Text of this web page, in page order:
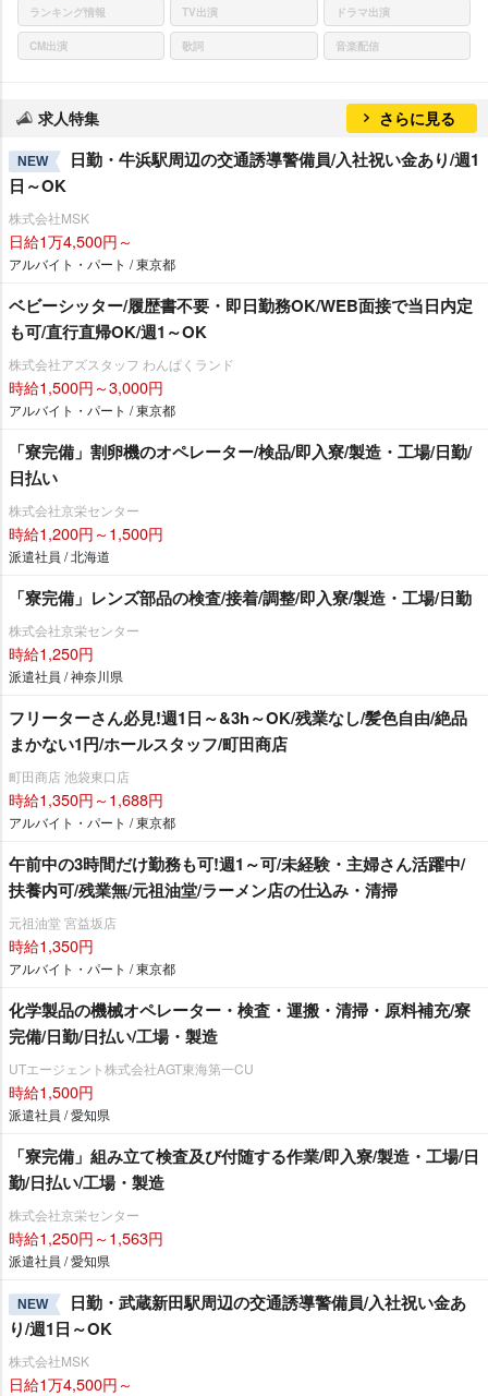
ランキング情報 TV出演 ドラマ出演
CM出演 歌詞 音楽配信
求人特集 さらに見る
NEW
日勤・牛浜駅周辺の交通誘導警備員/入社祝い金あり/週1
日～OK
株式会社MSK
日給1万4,500円～
アルバイト・パート / 東京都
ベビーシッター/履歴書不要・即日勤務OK/WEB面接で当日内定
も可/直行直帰OK/週1～OK
株式会社アズスタッフ わんぱくランド
時給1,500円～3,000円
アルバイト・パート / 東京都
「寮完備」割卵機のオペレーター/検品/即入寮/製造・工場/日勤/
日払い
株式会社京栄センター
時給1,200円～1,500円
派遣社員 / 北海道
「寮完備」レンズ部品の検査/接着/調整/即入寮/製造・工場/日勤
株式会社京栄センター
時給1,250円
派遣社員 / 神奈川県
フリーターさん必見!週1日～&3h～OK/残業なし/髪色自由/絶品
まかない1円/ホールスタッフ/町田商店
町田商店 池袋東口店
時給1,350円～1,688円
アルバイト・パート / 東京都
午前中の3時間だけ勤務も可!週1～可/未経験・主婦さん活躍中/
扶養内可/残業無/元祖油堂/ラーメン店の仕込み・清掃
元祖油堂 宮益坂店
時給1,350円
アルバイト・パート / 東京都
化学製品の機械オペレーター・検査・運搬・清掃・原料補充/寮
完備/日勤/日払い/工場・製造
UTエージェント株式会社AGT東海第一CU
時給1,500円
派遣社員 / 愛知県
「寮完備」組み立て検査及び付随する作業/即入寮/製造・工場/日
勤/日払い/工場・製造
株式会社京栄センター
時給1,250円～1,563円
派遣社員 / 愛知県
NEW
日勤・武蔵新田駅周辺の交通誘導警備員/入社祝い金あ
り/週1日～OK
株式会社MSK
日給1万4,500円～